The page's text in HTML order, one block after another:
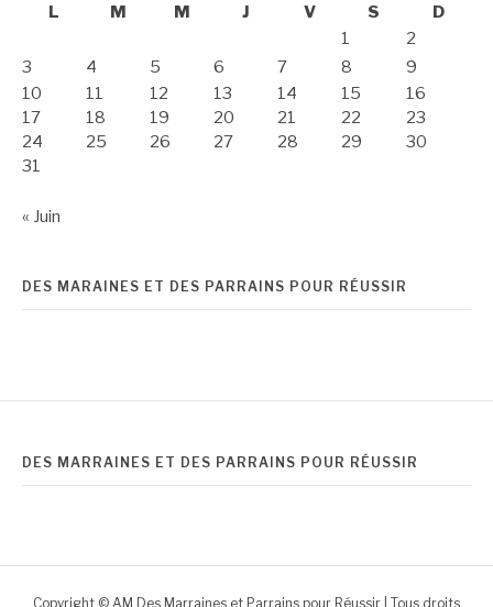
L
M M J V S
D
1
2
3
4 5 6 7 8
9
10
11 12 13 14 15
16
17
18 19 20 21 22
23
24
25 26 27 28 29
30
31
« Juin
DES MARAINES ET DES PARRAINS POUR RÉUSSIR
DES MARRAINES ET DES PARRAINS POUR RÉUSSIR
Copyright © AM Des Marraines et Parrains pour Réussir | Tous droits